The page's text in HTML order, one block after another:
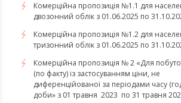
Комерційна пропозиція №1.1 для
двозонний облік з 01.06.2025 по
Комерційна пропозиція №1.2 для
тризонний облік з 01.06.2025 по
Комерційна пропозиція № 2 «Для
(по факту) із застосуванням ціни, не
диференційованої за періодами часу
доби» з 01 травня 2023 по 31 травня